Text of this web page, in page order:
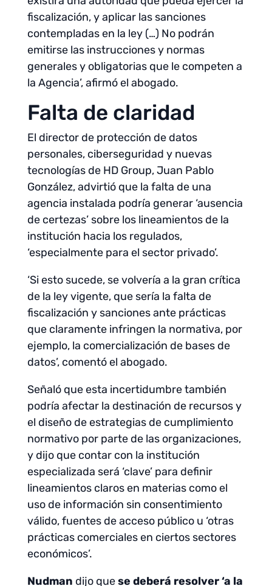
fiscalización, y aplicar las sanciones
contempladas en la ley (…) No podrán
emitirse las instrucciones y normas
generales y obligatorias que le competen a
la Agencia’, afirmó el abogado.
Falta de claridad
El director de protección de datos
personales, ciberseguridad y nuevas
tecnologías de HD Group, Juan Pablo
González, advirtió que la falta de una
agencia instalada podría generar ‘ausencia
de certezas’ sobre los lineamientos de la
institución hacia los regulados,
‘especialmente para el sector privado’.
‘Si esto sucede, se volvería a la gran crítica
de la ley vigente, que sería la falta de
fiscalización y sanciones ante prácticas
que claramente infringen la normativa, por
ejemplo, la comercialización de bases de
datos’, comentó el abogado.
Señaló que esta incertidumbre también
podría afectar la destinación de recursos y
el diseño de estrategias de cumplimiento
normativo por parte de las organizaciones,
y dijo que contar con la institución
especializada será ‘clave’ para definir
lineamientos claros en materias como el
uso de información sin consentimiento
válido, fuentes de acceso público u ‘otras
prácticas comerciales en ciertos sectores
económicos’.
Nudman dijo quese deberá resolver ‘a la